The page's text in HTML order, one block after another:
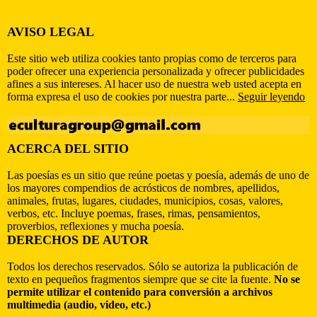
AVISO LEGAL
Este sitio web utiliza cookies tanto propias como de terceros para
poder ofrecer una experiencia personalizada y ofrecer publicidades
afines a sus intereses. Al hacer uso de nuestra web usted acepta en
forma expresa el uso de cookies por nuestra parte... Seguir leyendo
ACERCA DEL SITIO
Las poesías es un sitio que reúne poetas y poesía, además de uno de
los mayores compendios de acrósticos de nombres, apellidos,
animales, frutas, lugares, ciudades, municipios, cosas, valores,
verbos, etc. Incluye poemas, frases, rimas, pensamientos,
proverbios, reflexiones y mucha poesía.
DERECHOS DE AUTOR
Todos los derechos reservados. Sólo se autoriza la publicación de
texto en pequeños fragmentos siempre que se cite la fuente. No se
permite utilizar el contenido para conversión a archivos
multimedia (audio, video, etc.)